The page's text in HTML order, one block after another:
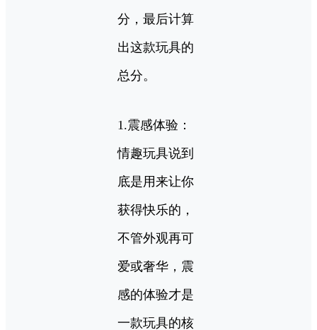
分，最后计算
出这款玩具的
总分。
1.震感体验：
情趣玩具说到
底是用来让你
获得快乐的，
不管外观再可
爱或奢华，震
感的体验才是
一款玩具的核